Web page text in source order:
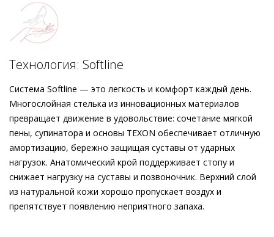
превосходном комфорте заботятся «дышащая» кожаная
подкладка и плоский каблук. Модель изготовлена этичными
методами на экологически безопасном производстве в
Европе.
Технология: Softline
Система Softline — это легкость и комфорт каждый день.
Многослойная стелька из инновационных материалов
превращает движение в удовольствие: сочетание мягкой
пены, супинатора и основы TEXON обеспечивает отличную
амортизацию, бережно защищая суставы от ударных
нагрузок. Анатомический крой поддерживает стопу и
снижает нагрузку на суставы и позвоночник. Верхний слой
из натуральной кожи хорошо пропускает воздух и
препятствует появлению неприятного запаха.